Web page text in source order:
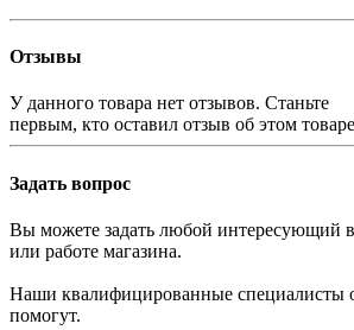
Отзывы
У данного товара нет отзывов. Станьте
первым, кто оставил отзыв об этом
Задать вопрос
Вы можете задать любой интересующий
или работе магазина.
Наши квалифицированные специалисты
помогут.